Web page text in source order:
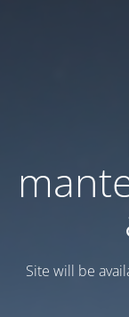
Site will be